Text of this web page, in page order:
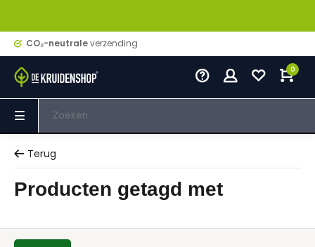
CO₂-neutraleverzending
0
Terug
Producten getagd met